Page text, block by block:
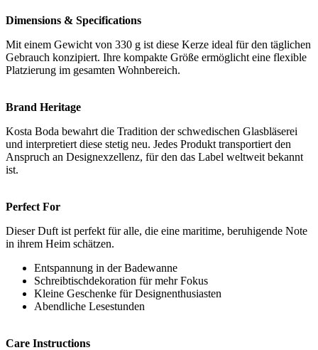
Dimensions & Specifications
Mit einem Gewicht von 330 g ist diese Kerze ideal für den täglichen
Gebrauch konzipiert. Ihre kompakte Größe ermöglicht eine flexible
Platzierung im gesamten Wohnbereich.
Brand Heritage
Kosta Boda bewahrt die Tradition der schwedischen Glasbläserei
und interpretiert diese stetig neu. Jedes Produkt transportiert den
Anspruch an Designexzellenz, für den das Label weltweit bekannt
ist.
Perfect For
Dieser Duft ist perfekt für alle, die eine maritime, beruhigende Note
in ihrem Heim schätzen.
Entspannung in der Badewanne
Schreibtischdekoration für mehr Fokus
Kleine Geschenke für Designenthusiasten
Abendliche Lesestunden
Care Instructions